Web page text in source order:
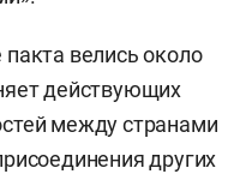
велись около
действующих
между странами
других